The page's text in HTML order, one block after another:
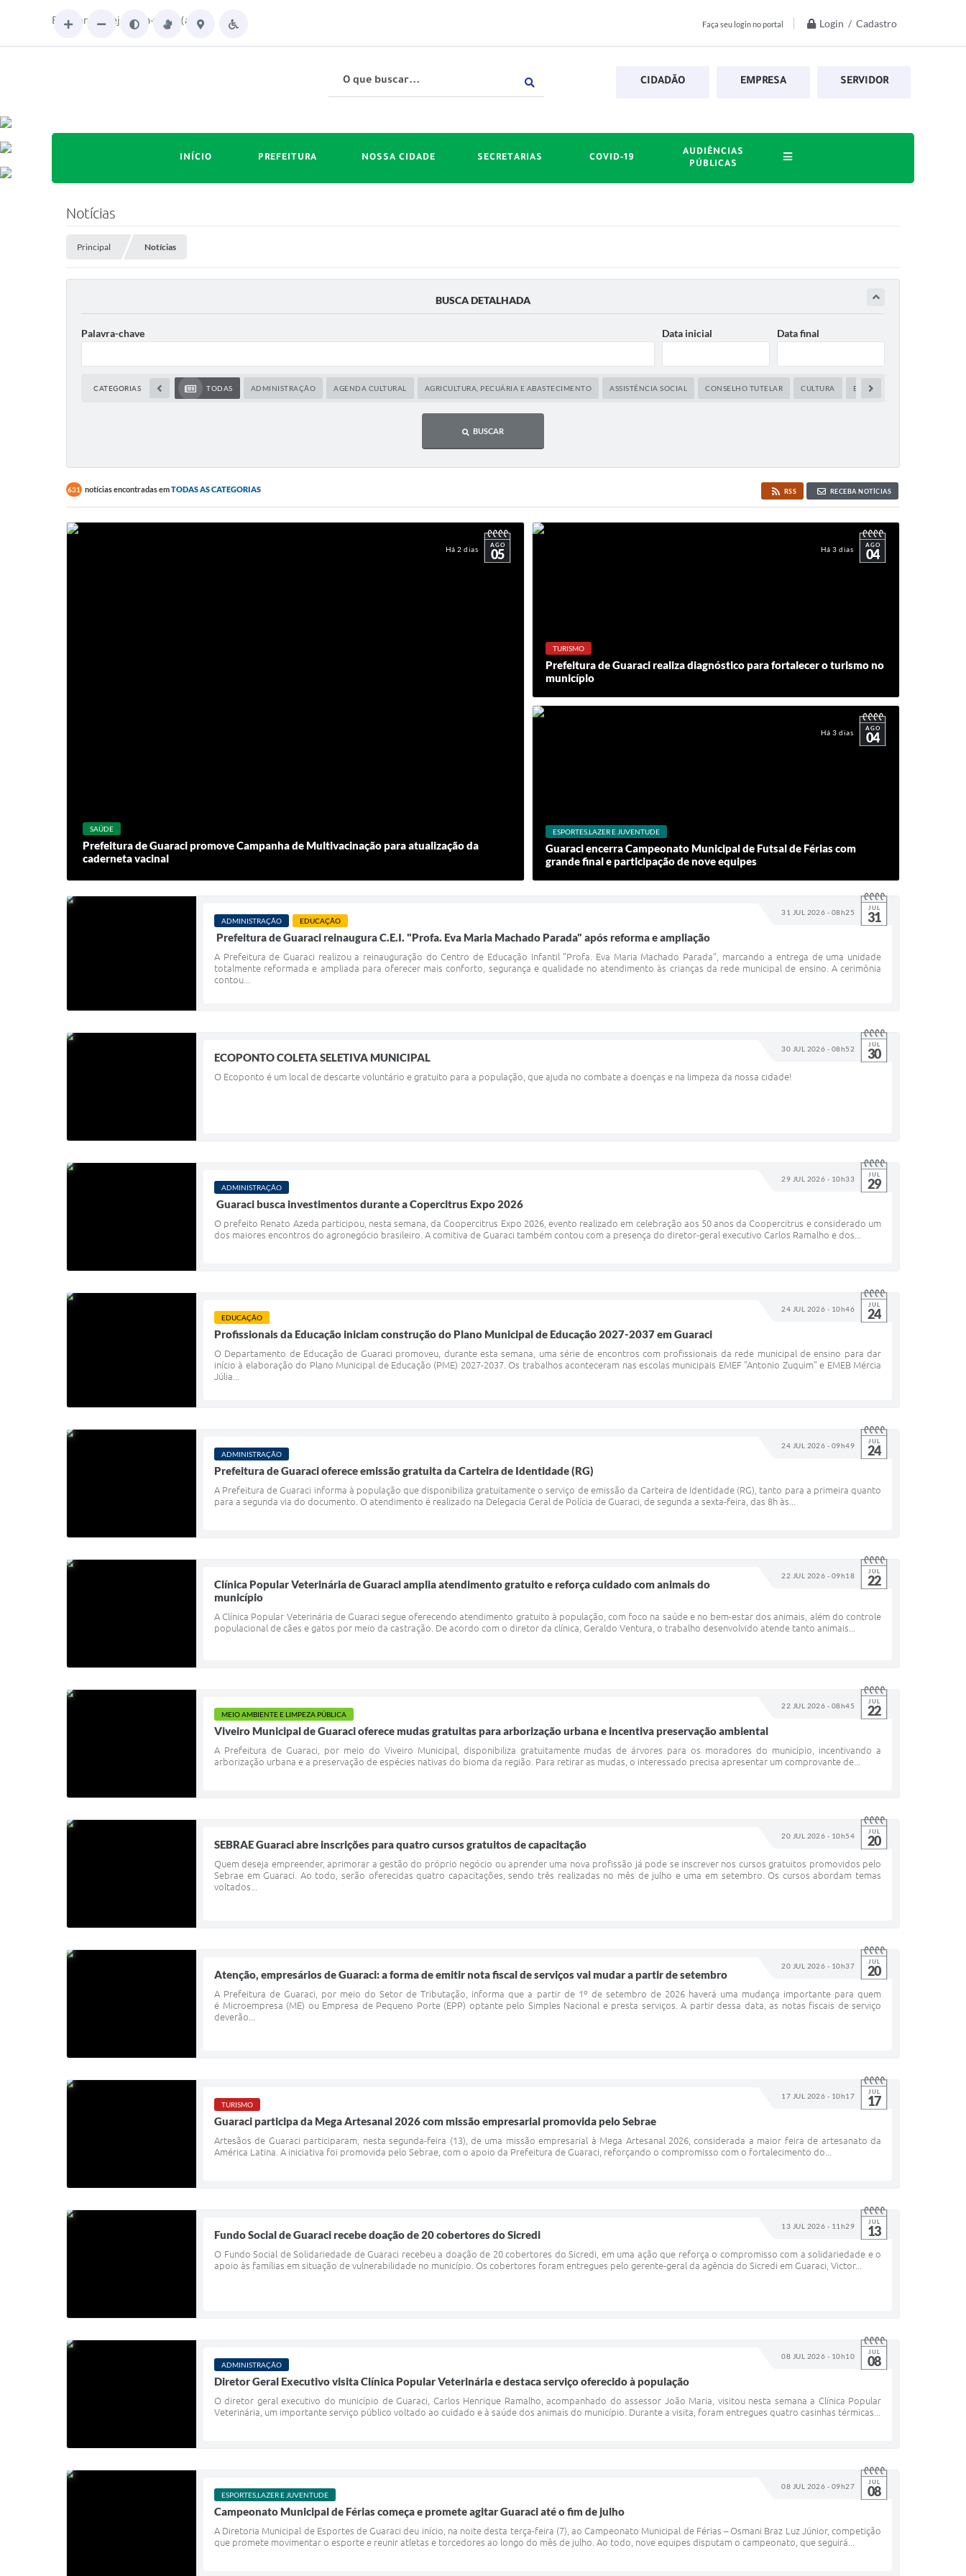
Faça seu login no portal Login / Cadastro
Boa tarde. Seja bem-vindo(a)!
CIDADÃO EMPRESA SERVIDOR
INÍCIO PREFEITURA NOSSA CIDADE SECRETARIAS COVID-19
AUDIÊNCIAS
PÚBLICAS
Notícias
Principal Notícias
BUSCA DETALHADA
Palavra-chave Data inicial Data final
CATEGORIAS TODAS ADMINISTRAÇÃO AGENDA CULTURAL AGRICULTURA, PECUÁRIA E ABASTECIMENTO ASSISTÊNCIA SOCIAL CONSELHO TUTELAR CULTURA EDUCAÇÃO
BUSCAR
631 notícias encontradas emTODAS AS CATEGORIAS RSS RECEBA NOTÍCIAS
Há 2 dias AGO
05
SAÚDE
Prefeitura de Guaraci promove Campanha de Multivacinação para atualização da
caderneta vacinal
Há 3 dias AGO
04
TURISMO
Prefeitura de Guaraci realiza diagnóstico para fortalecer o turismo no
município
Há 3 dias AGO
04
ESPORTES,LAZER E JUVENTUDE
Guaraci encerra Campeonato Municipal de Futsal de Férias com
grande final e participação de nove equipes
31 JUL 2026 - 08h25 JUL
31
ADMINISTRAÇÃO EDUCAÇÃO
Prefeitura de Guaraci reinaugura C.E.I. "Profa. Eva Maria Machado Parada" após reforma e ampliação
A Prefeitura de Guaraci realizou a reinauguração do Centro de Educação Infantil "Profa. Eva Maria Machado Parada", marcando a entrega de uma unidade
totalmente reformada e ampliada para oferecer mais conforto, segurança e qualidade no atendimento às crianças da rede municipal de ensino. A cerimônia
contou...
30 JUL 2026 - 08h52 JUL
30
ECOPONTO COLETA SELETIVA MUNICIPAL
O Ecoponto é um local de descarte voluntário e gratuito para a população, que ajuda no combate a doenças e na limpeza da nossa cidade!
29 JUL 2026 - 10h33 JUL
29
ADMINISTRAÇÃO
Guaraci busca investimentos durante a Copercitrus Expo 2026
O prefeito Renato Azeda participou, nesta semana, da Coopercitrus Expo 2026, evento realizado em celebração aos 50 anos da Coopercitrus e considerado um
dos maiores encontros do agronegócio brasileiro. A comitiva de Guaraci também contou com a presença do diretor-geral executivo Carlos Ramalho e dos...
24 JUL 2026 - 10h46 JUL
24
EDUCAÇÃO
Profissionais da Educação iniciam construção do Plano Municipal de Educação 2027-2037 em Guaraci
O Departamento de Educação de Guaraci promoveu, durante esta semana, uma série de encontros com profissionais da rede municipal de ensino para dar
início à elaboração do Plano Municipal de Educação (PME) 2027-2037. Os trabalhos aconteceram nas escolas municipais EMEF "Antonio Zuquim" e EMEB Mércia
Júlia...
24 JUL 2026 - 09h49 JUL
24
ADMINISTRAÇÃO
Prefeitura de Guaraci oferece emissão gratuita da Carteira de Identidade (RG)
A Prefeitura de Guaraci informa à população que disponibiliza gratuitamente o serviço de emissão da Carteira de Identidade (RG), tanto para a primeira quanto
para a segunda via do documento. O atendimento é realizado na Delegacia Geral de Polícia de Guaraci, de segunda a sexta-feira, das 8h às...
22 JUL 2026 - 09h18 JUL
22
Clínica Popular Veterinária de Guaraci amplia atendimento gratuito e reforça cuidado com animais do
município
A Clínica Popular Veterinária de Guaraci segue oferecendo atendimento gratuito à população, com foco na saúde e no bem-estar dos animais, além do controle
populacional de cães e gatos por meio da castração. De acordo com o diretor da clínica, Geraldo Ventura, o trabalho desenvolvido atende tanto animais...
22 JUL 2026 - 08h45 JUL
22
MEIO AMBIENTE E LIMPEZA PÚBLICA
Viveiro Municipal de Guaraci oferece mudas gratuitas para arborização urbana e incentiva preservação ambiental
A Prefeitura de Guaraci, por meio do Viveiro Municipal, disponibiliza gratuitamente mudas de árvores para os moradores do município, incentivando a
arborização urbana e a preservação de espécies nativas do bioma da região. Para retirar as mudas, o interessado precisa apresentar um comprovante de...
20 JUL 2026 - 10h54 JUL
20
SEBRAE Guaraci abre inscrições para quatro cursos gratuitos de capacitação
Quem deseja empreender, aprimorar a gestão do próprio negócio ou aprender uma nova profissão já pode se inscrever nos cursos gratuitos promovidos pelo
Sebrae em Guaraci. Ao todo, serão oferecidas quatro capacitações, sendo três realizadas no mês de julho e uma em setembro. Os cursos abordam temas
voltados...
20 JUL 2026 - 10h37 JUL
20
Atenção, empresários de Guaraci: a forma de emitir nota fiscal de serviços vai mudar a partir de setembro
A Prefeitura de Guaraci, por meio do Setor de Tributação, informa que a partir de 1º de setembro de 2026 haverá uma mudança importante para quem
é Microempresa (ME) ou Empresa de Pequeno Porte (EPP) optante pelo Simples Nacional e presta serviços. A partir dessa data, as notas fiscais de serviço
deverão...
17 JUL 2026 - 10h17 JUL
17
TURISMO
Guaraci participa da Mega Artesanal 2026 com missão empresarial promovida pelo Sebrae
Artesãos de Guaraci participaram, nesta segunda-feira (13), de uma missão empresarial à Mega Artesanal 2026, considerada a maior feira de artesanato da
América Latina. A iniciativa foi promovida pelo Sebrae, com o apoio da Prefeitura de Guaraci, reforçando o compromisso com o fortalecimento do...
13 JUL 2026 - 11h29 JUL
13
Fundo Social de Guaraci recebe doação de 20 cobertores do Sicredi
O Fundo Social de Solidariedade de Guaraci recebeu a doação de 20 cobertores do Sicredi, em uma ação que reforça o compromisso com a solidariedade e o
apoio às famílias em situação de vulnerabilidade no município. Os cobertores foram entregues pelo gerente-geral da agência do Sicredi em Guaraci, Victor...
08 JUL 2026 - 10h10 JUL
08
ADMINISTRAÇÃO
Diretor Geral Executivo visita Clínica Popular Veterinária e destaca serviço oferecido à população
O diretor geral executivo do município de Guaraci, Carlos Henrique Ramalho, acompanhado do assessor João Maria, visitou nesta semana a Clínica Popular
Veterinária, um importante serviço público voltado ao cuidado e à saúde dos animais do município. Durante a visita, foram entregues quatro casinhas térmicas...
08 JUL 2026 - 09h27 JUL
08
ESPORTES,LAZER E JUVENTUDE
Campeonato Municipal de Férias começa e promete agitar Guaraci até o fim de julho
A Diretoria Municipal de Esportes de Guaraci deu início, na noite desta terça-feira (7), ao Campeonato Municipal de Férias – Osmani Braz Luz Júnior, competição
que promete movimentar o esporte e reunir atletas e torcedores ao longo do mês de julho. Ao todo, nove equipes disputam o campeonato, que seguirá...